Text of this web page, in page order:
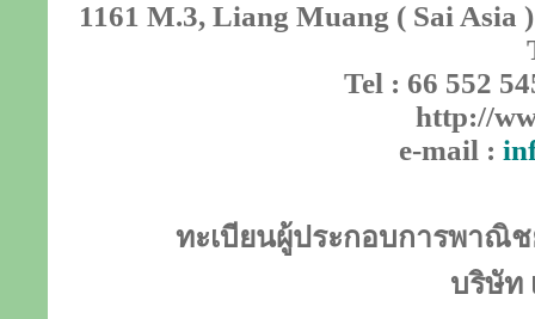
1161 M.3, Liang Muang ( Sai Asia
Tel : 66 552
http://
e-mail :
ทะเบียนผู้ประกอบการพาณิช
บริษัท